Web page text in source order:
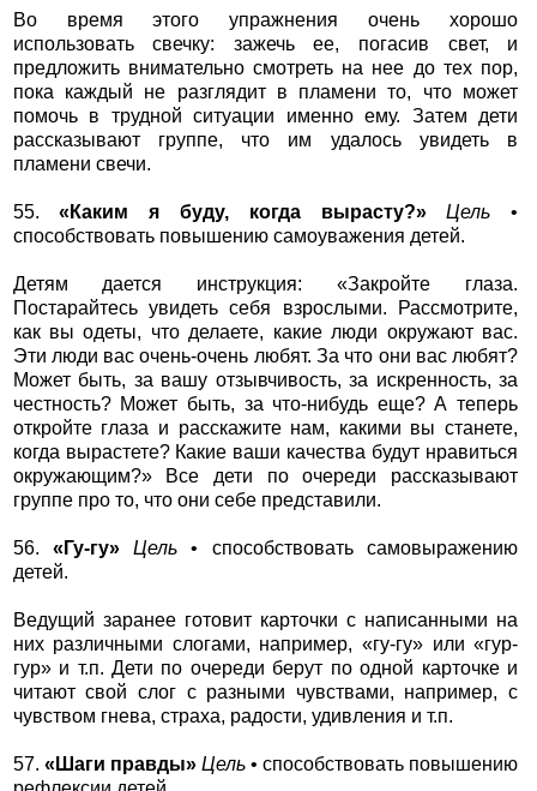
Во время этого упражнения очень хорошо
использовать свечку: зажечь ее, погасив свет, и
предложить внимательно смотреть на нее до тех пор,
пока каждый не разглядит в пламени то, что может
помочь в трудной ситуации именно ему. Затем дети
рассказывают группе, что им удалось увидеть в
пламени свечи.
55.«Каким я буду, когда вырасту?» Цель •
способствовать повышению самоуважения детей.
Детям дается инструкция: «Закройте глаза.
Постарайтесь увидеть себя взрослыми. Рассмотрите,
как вы одеты, что делаете, какие люди окружают вас.
Эти люди вас очень-очень любят. За что они вас любят?
Может быть, за вашу отзывчивость, за искренность, за
честность? Может быть, за что-нибудь еще? А теперь
откройте глаза и расскажите нам, какими вы станете,
когда вырастете? Какие ваши качества будут нравиться
окружающим?» Все дети по очереди рассказывают
группе про то, что они себе представили.
56. «Гу-гу» Цель • способствовать самовыражению
детей.
Ведущий заранее готовит карточки с написанными на
них различными слогами, например, «гу-гу» или «гур-
гур» и т.п. Дети по очереди берут по одной карточке и
читают свой слог с разными чувствами, например, с
чувством гнева, страха, радости, удивления и т.п.
57. «Шаги правды» Цель• способствовать повышению